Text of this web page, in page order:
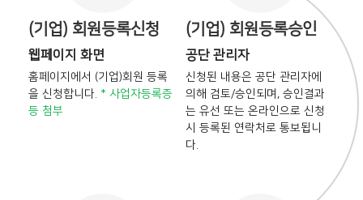
(기업) 회원등록신청
웹페이지 화면
홈페이지에서 (기업)회원 등록
을 신청합니다. * 사업자등록증
등 첨부
(기업) 회원등록승인
공단 관리자
신청된 내용은 공단 관리자에
의해 검토/승인되며, 승인결과
는 유선 또는 온라인으로 신청
시 등록된 연락처로 통보됩니
다.